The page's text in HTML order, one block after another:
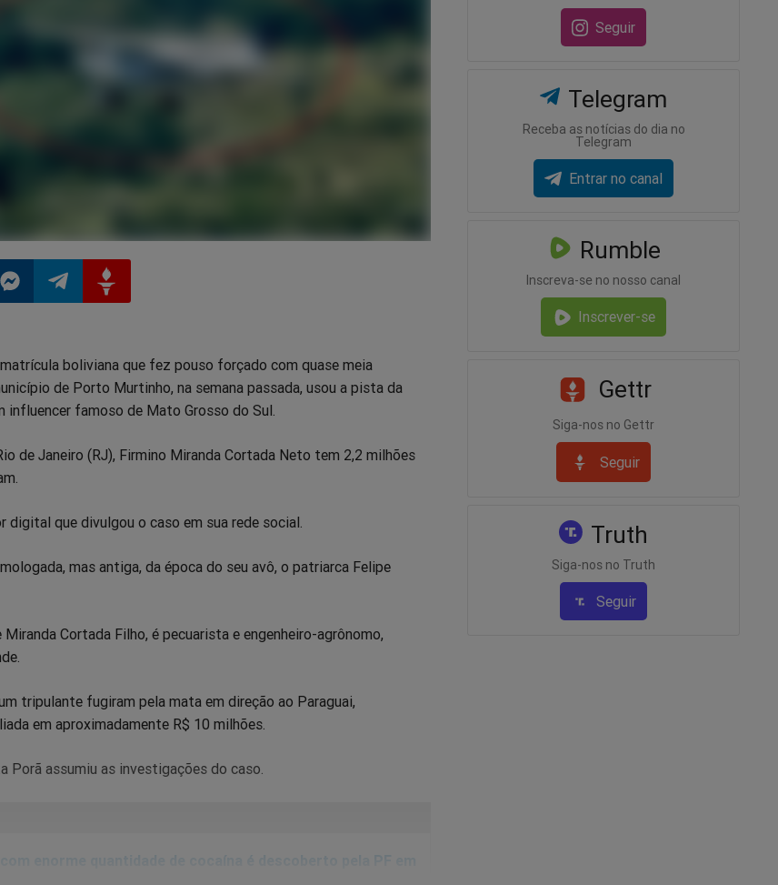
no
no
Telegram
no
Gettr
boliviana que fez pouso forçado com quase meia
de Porto Murtinho, na semana passada, usou a pista da
influencer famoso de Mato Grosso do Sul.
de Janeiro (RJ), Firmino Miranda Cortada Neto tem 2,2 milhões
digital que divulgou o caso em sua rede social.
mas antiga, da época do seu avô, o patriarca Felipe
Cortada Filho, é pecuarista e engenheiro-agrônomo,
tripulante fugiram pela mata em direção ao Paraguai,
em aproximadamente R$ 10 milhões.
Porã assumiu as investigações do caso.
Seguir
Telegram
Receba as notícias do dia no
Telegram
Entrar no canal
Rumble
Inscreva-se no nosso canal
Inscrever-se
Gettr
Siga-nos no Gettr
Seguir
Truth
Siga-nos no Truth
Seguir